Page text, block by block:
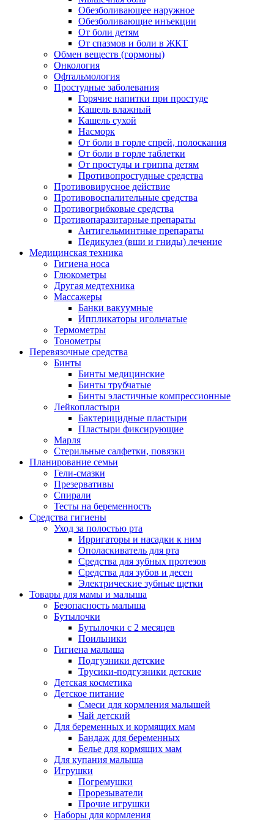
Обезболивающее наружное
Обезболивающие инъекции
От боли детям
От спазмов и боли в ЖКТ
Обмен веществ (гормоны)
Онкология
Офтальмология
Простудные заболевания
Горячие напитки при простуде
Кашель влажный
Кашель сухой
Насморк
От боли в горле спрей, полоскания
От боли в горле таблетки
От простуды и гриппа детям
Противопростудные средства
Противовирусное действие
Противовоспалительные средства
Противогрибковые средства
Противопаразитарные препараты
Антигельминтные препараты
Педикулез (вши и гниды) лечение
Медицинская техника
Гигиена носа
Глюкометры
Другая медтехника
Массажеры
Банки вакуумные
Иппликаторы игольчатые
Термометры
Тонометры
Перевязочные средства
Бинты
Бинты медицинские
Бинты трубчатые
Бинты эластичные компрессионные
Лейкопластыри
Бактерицидные пластыри
Пластыри фиксирующие
Марля
Стерильные салфетки, повязки
Планирование семьи
Гели-смазки
Презервативы
Спирали
Тесты на беременность
Средства гигиены
Уход за полостью рта
Ирригаторы и насадки к ним
Ополаскиватель для рта
Средства для зубных протезов
Средства для зубов и десен
Электрические зубные щетки
Товары для мамы и малыша
Безопасность малыша
Бутылочки
Бутылочки с 2 месяцев
Поильники
Гигиена малыша
Подгузники детские
Трусики-подгузники детские
Детская косметика
Детское питание
Смеси для кормления малышей
Чай детский
Для беременных и кормящих мам
Бандаж для беременных
Белье для кормящих мам
Для купания малыша
Игрушки
Погремушки
Прорезыватели
Прочие игрушки
Наборы для кормления